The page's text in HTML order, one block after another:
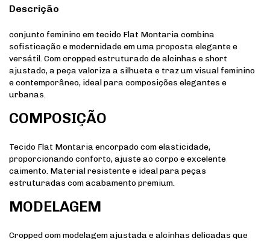
Descrição
conjunto feminino em tecido Flat Montaria combina
sofisticação e modernidade em uma proposta elegante e
versátil. Com cropped estruturado de alcinhas e short
ajustado, a peça valoriza a silhueta e traz um visual feminino
e contemporâneo, ideal para composições elegantes e
urbanas.
COMPOSIÇÃO
Tecido Flat Montaria encorpado com elasticidade,
proporcionando conforto, ajuste ao corpo e excelente
caimento. Material resistente e ideal para peças
estruturadas com acabamento premium.
MODELAGEM
Cropped com modelagem ajustada e alcinhas delicadas que